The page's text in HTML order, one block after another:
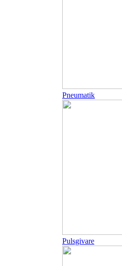
Pneumatik
Pulsgivare